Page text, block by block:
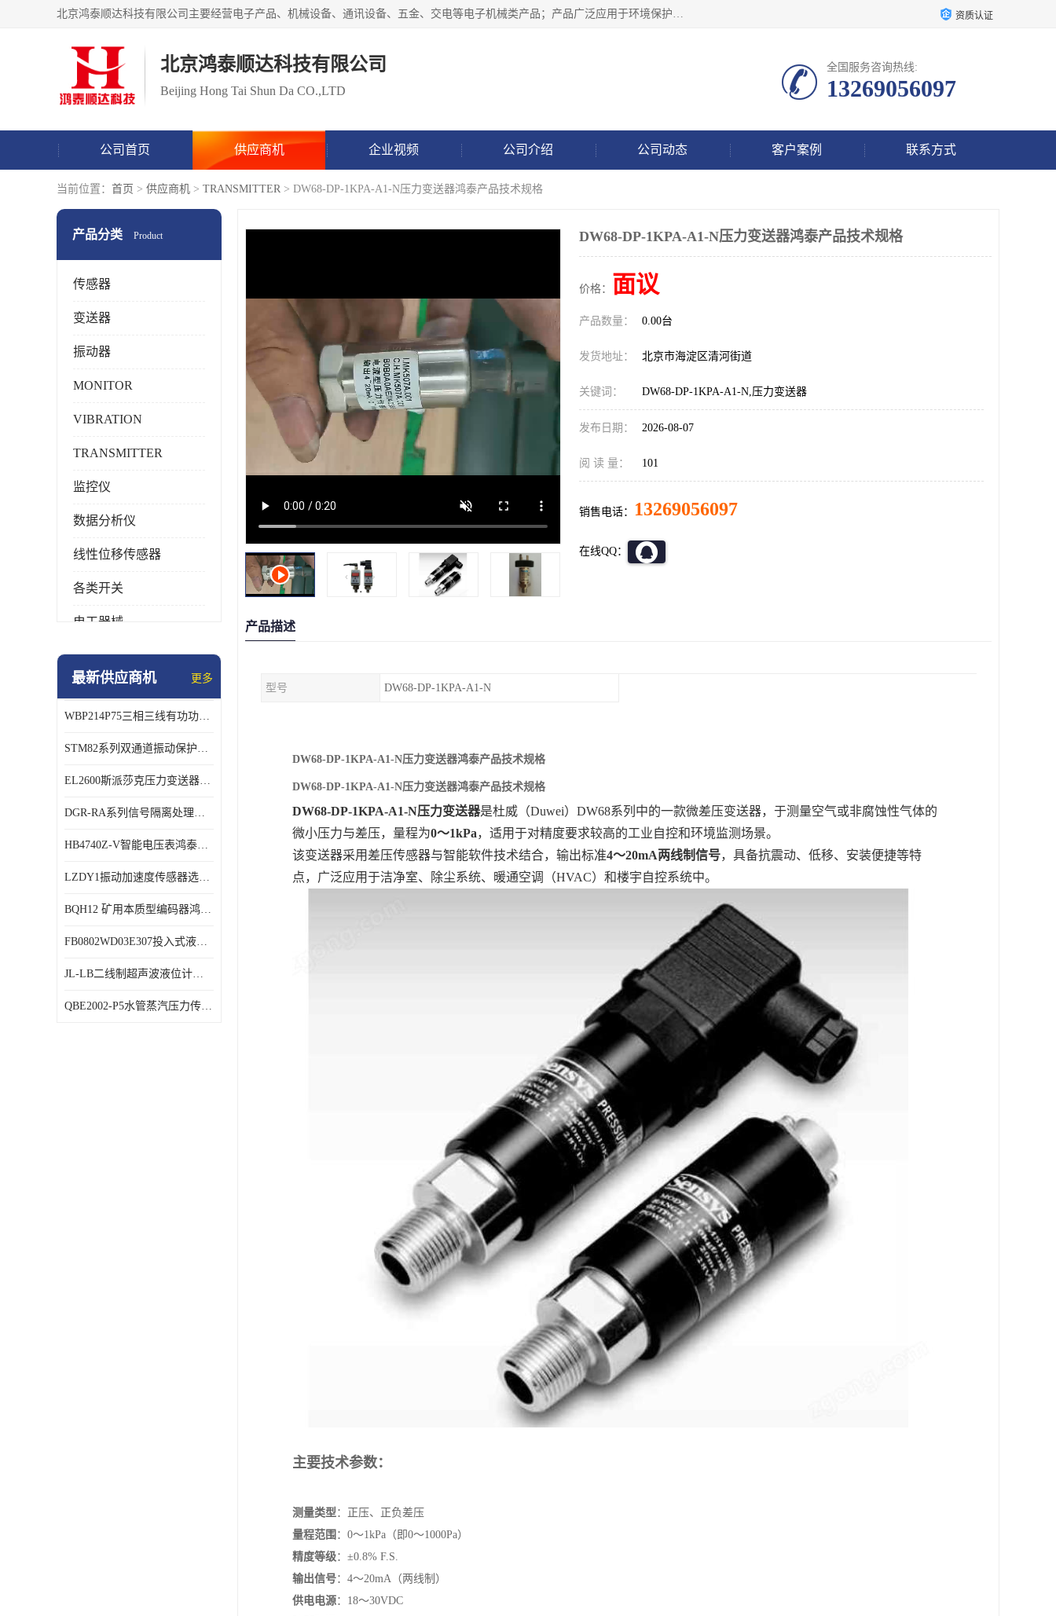
北京鸿泰顺达科技有限公司主要经营电子产品、机械设备、通讯设备、五金、交电等电子机械类产品；产品广泛应用于环境保护、石油化工、电力电子、冶金建筑、煤炭、农业、卫生防疫、教育科研等行业。并成功的与各地环境监测站、污水处理厂、卷烟厂、电厂、高校、科学院所、卫生防疫部门、煤矿、石化厂等用户建立了密切的合作关系。 资质认证
北京鸿泰顺达科技有限公司
Beijing Hong Tai Shun Da CO.,LTD
全国服务咨询热线:
13269056097
公司首页 供应商机 企业视频 公司介绍 公司动态 客户案例 联系方式
当前位置： 首页 > 供应商机 > TRANSMITTER > DW68-DP-1KPA-A1-N压力变送器鸿泰产品技术规格
产品分类 Product
传感器
变送器
振动器
MONITOR
VIBRATION
TRANSMITTER
监控仪
数据分析仪
线性位移传感器
各类开关
电工器械
模块化产品
特殊用处传感器
特殊用途变送器
最新供应商机 更多
WBP214P75三相三线有功功率传感器鸿泰顺达产品稳定性好
STM82系列双通道振动保护表鸿泰产品技术规格
EL2600斯派莎克压力变送器技术规格
DGR-RA系列信号隔离处理器鸿泰产品技术规格
HB4740Z-V智能电压表鸿泰产品外形美观大方
LZDY1振动加速度传感器选型资料
BQH12 矿用本质型编码器鸿泰产品实物展示
FB0802WD03E307投入式液位计鸿泰产品选型参数
JL-LB二线制超声波液位计鸿泰产品外形美观大方
QBE2002-P5水管蒸汽压力传感器西门子产品技术规格
DW68-DP-1KPA-A1-N压力变送器鸿泰产品技术规格
价格： 面议
产品数量： 0.00台
发货地址： 北京市海淀区清河街道
关键词： DW68-DP-1KPA-A1-N,压力变送器
发布日期： 2026-08-07
阅 读 量： 101
销售电话： 13269056097
在线QQ：
产品描述
型号 DW68-DP-1KPA-A1-N
DW68-DP-1KPA-A1-N压力变送器鸿泰产品技术规格
DW68-DP-1KPA-A1-N压力变送器鸿泰产品技术规格
DW68-DP-1KPA-A1-N压力变送器‌是杜威（Duwei）DW68系列中的一款微差压变送器，于测量空气或非腐蚀性气体的
微小压力与差压，量程为‌0～1kPa‌，适用于对精度要求较高的工业自控和环境监测场景。
该变送器采用差压传感器与智能软件技术结合，输出标准‌4～20mA两线制信号‌，具备抗震动、低移、安装便捷等特
点，广泛应用于洁净室、除尘系统、暖通空调（HVAC）和楼宇自控系统中。
主要技术参数：
测量类型‌：正压、正负差压
量程范围 ‌：0～1kPa（即0～1000Pa）
精度等级‌：±0.8% F.S.
输出信号‌：4～20mA（两线制）
供电电源‌：18～30VDC